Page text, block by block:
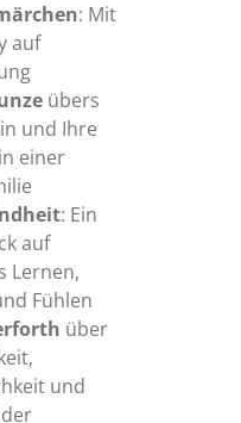
: Mit
auf
übers
und Ihre
einer
: Ein
auf
Lernen,
Fühlen
über
und